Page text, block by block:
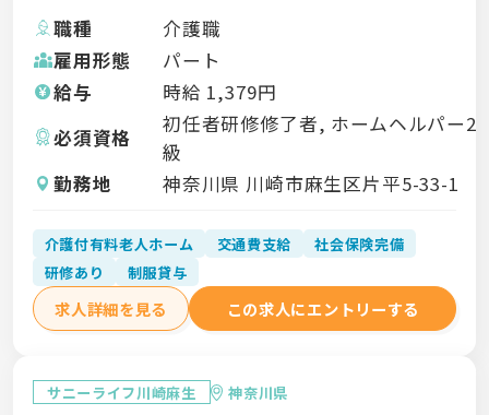
職種
介護職
雇用形態
パート
給与
時給 1,379円
必須資格
初任者研修修了者, ホームヘルパー2
級
勤務地
神奈川県 川崎市麻生区片平5-33-1
介護付有料老人ホーム 交通費支給
社会保険完備
研修あり
制服貸与
求人詳細を見る この求人にエントリーする
サニーライフ川崎麻生 神奈川県